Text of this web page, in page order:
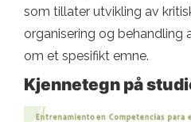
som tillater utvikling av
organisering og behandling
om et spesifikt emne.
Kjennetegn på